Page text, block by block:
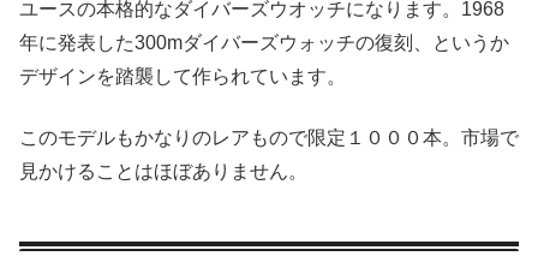
ユースの本格的なダイバーズウオッチになります。1968
年に発表した300mダイバーズウォッチの復刻、というか
デザインを踏襲して作られています。
このモデルもかなりのレアもので限定１０００本。市場で
見かけることはほぼありません。